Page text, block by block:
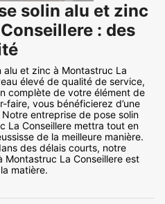
solin alu et zinc
: des
et zinc à Montastruc La
élevé de qualité de service,
complète de votre élément de
faire, vous bénéficierez d’une
entreprise de pose solin
La Conseillere mettra tout en
de la meilleure manière.
des délais courts, notre
Montastruc La Conseillere est
matière.